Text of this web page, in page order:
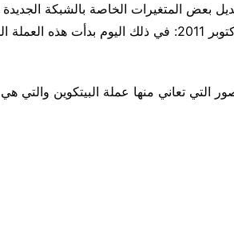
بعض المتغيرات الخاصة بالشبكة
وهكذا ، تم إنشاء هذه العملة المشفرة في 13 أكتوبر 2011: في ذلك